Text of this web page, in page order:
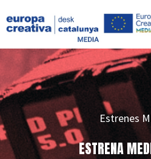
Estrenes
ESTRENA